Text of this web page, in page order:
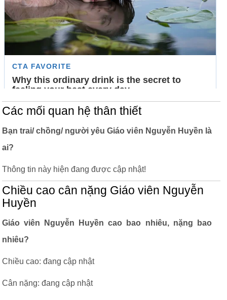
Các mối quan hệ thân thiết
Bạn trai/ chồng/ người yêu Giáo viên Nguyễn Huyền là
ai?
Thông tin này hiện đang được cập nhật!
Chiều cao cân nặng Giáo viên Nguyễn
Huyền
Giáo viên Nguyễn Huyền cao bao nhiêu, nặng bao
nhiêu?
Chiều cao: đang cập nhật
Cân nặng: đang cập nhật